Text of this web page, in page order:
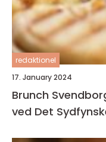
redaktionel
17. January 2024
Brunch
ved Det